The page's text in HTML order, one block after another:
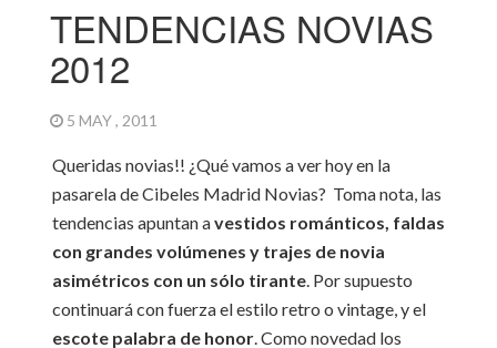
TENDENCIAS NOVIAS
2012
5 MAY , 2011
Queridas novias!! ¿Qué vamos a ver hoy en la
pasarela de Cibeles Madrid Novias? Toma nota, las
tendencias apuntan avestidos románticos, faldas
con grandes volúmenes y trajes de novia
asimétricos con un sólo tirante. Por supuesto
continuará con fuerza el estilo retro o vintage, y el
escote palabra de honor. Como novedad los